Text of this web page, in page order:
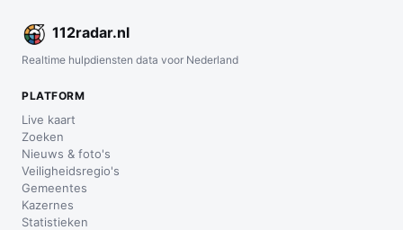
112radar.nl
Realtime hulpdiensten data voor Nederland
PLATFORM
Live kaart
Zoeken
Nieuws & foto's
Veiligheidsregio's
Gemeentes
Kazernes
Statistieken